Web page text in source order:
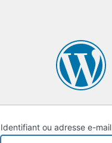
Identifiant ou adresse e-mail